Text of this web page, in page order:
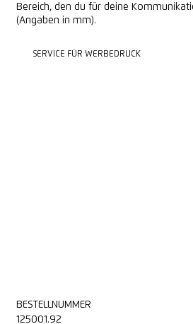
Bereich, den du für deine
(Angaben in mm).
SERVICE FÜR WERBEDRUCK
BESTELLNUMMER
125001.92